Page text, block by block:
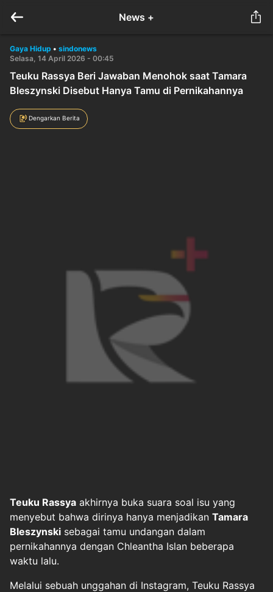
News +
Gaya Hidup • sindonews
Selasa, 14 April 2026 - 00:45
Teuku Rassya Beri Jawaban Menohok saat Tamara
Bleszynski Disebut Hanya Tamu di Pernikahannya
Dengarkan Berita
Teuku Rassya akhirnya buka suara soal isu yang
menyebut bahwa dirinya hanya menjadikan Tamara
Bleszynski sebagai tamu undangan dalam
pernikahannya dengan Chleantha Islan beberapa
waktu lalu.
Melalui sebuah unggahan di Instagram, Teuku Rassya